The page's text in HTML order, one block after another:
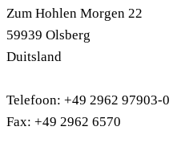
Zum Hohlen Morgen 22
59939 Olsberg
Duitsland
Telefoon: +49 2962 97903-0
Fax: +49 2962 6570